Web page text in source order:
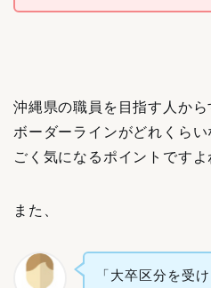
沖縄県の職員を目指す人か
ボーダーラインがどれくら
ごく気になるポイントですよ
また、
「大卒区分を受